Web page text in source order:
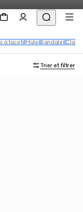
à lacets Mules Sandales
Trier et filtrer